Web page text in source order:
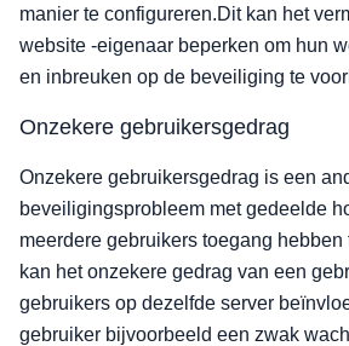
manier te configureren.Dit kan het
website -eigenaar beperken om hun
en inbreuken op de beveiliging te
Onzekere gebruikersgedrag
Onzekere gebruikersgedrag is een
beveiligingsprobleem met gedeelde
meerdere gebruikers toegang hebben
kan het onzekere gedrag van een
gebruikers op dezelfde server
gebruiker bijvoorbeeld een zwak